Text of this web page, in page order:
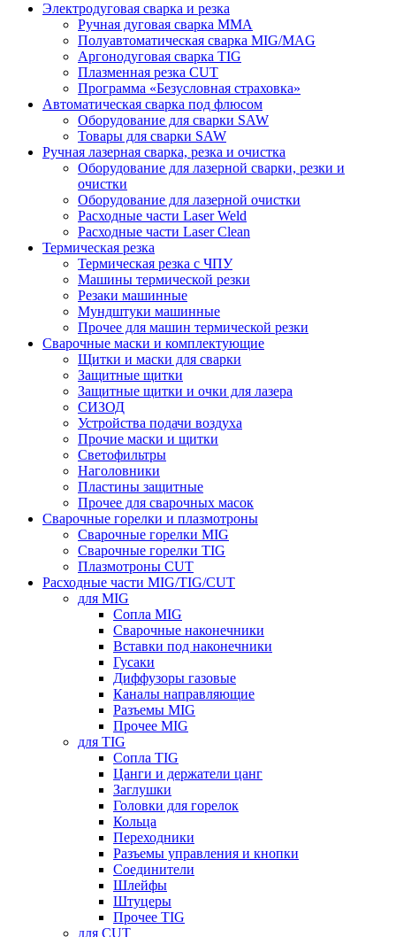
Электродуговая сварка и резка
Ручная дуговая сварка MMA
Полуавтоматическая сварка MIG/MAG
Аргонодуговая сварка TIG
Плазменная резка CUT
Программа «Безусловная страховка»
Автоматическая сварка под флюсом
Оборудование для сварки SAW
Товары для сварки SAW
Ручная лазерная сварка, резка и очистка
Оборудование для лазерной сварки, резки и
очистки
Оборудование для лазерной очистки
Расходные части Laser Weld
Расходные части Laser Clean
Термическая резка
Термическая резка с ЧПУ
Машины термической резки
Резаки машинные
Мундштуки машинные
Прочее для машин термической резки
Сварочные маски и комплектующие
Щитки и маски для сварки
Защитные щитки
Защитные щитки и очки для лазера
СИЗОД
Устройства подачи воздуха
Прочие маски и щитки
Светофильтры
Наголовники
Пластины защитные
Прочее для сварочных масок
Сварочные горелки и плазмотроны
Сварочные горелки MIG
Сварочные горелки TIG
Плазмотроны CUT
Расходные части MIG/TIG/CUT
для MIG
Сопла MIG
Сварочные наконечники
Вставки под наконечники
Гусаки
Диффузоры газовые
Каналы направляющие
Разъемы MIG
Прочее MIG
для TIG
Сопла TIG
Цанги и держатели цанг
Заглушки
Головки для горелок
Кольца
Переходники
Разъемы управления и кнопки
Соединители
Шлейфы
Штуцеры
Прочее TIG
для CUT